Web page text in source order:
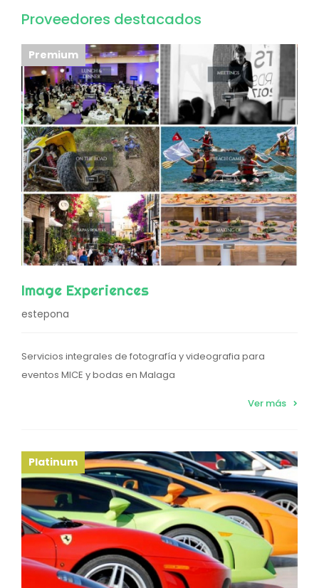
Proveedores destacados
Premium
Image Experiences
estepona
Servicios integrales de fotografía y videografia para
eventos MICE y bodas en Malaga
Ver más
Platinum